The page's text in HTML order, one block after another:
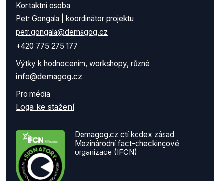
Kontaktní osoba
Petr Gongala | koordinátor projektu
petr.gongala@demagog.cz
+420 775 275 177
Výtky k hodnocením, workshopy, různé
info@demagog.cz
Pro média
Loga ke stažení
Demagog.cz ctí kodex zásad
Mezinárodní fact-checkingové
organizace (IFCN)